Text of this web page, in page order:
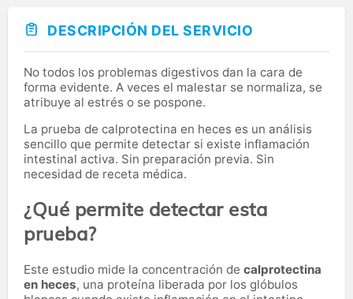
DESCRIPCIÓN DEL SERVICIO
No todos los problemas digestivos dan la cara de
forma evidente. A veces el malestar se normaliza, se
atribuye al estrés o se pospone.
La prueba de calprotectina en heces es un análisis
sencillo que permite detectar si existe inflamación
intestinal activa. Sin preparación previa. Sin
necesidad de receta médica.
¿Qué permite detectar esta
prueba?
Este estudio mide la concentración de calprotectina
en heces, una proteína liberada por los glóbulos